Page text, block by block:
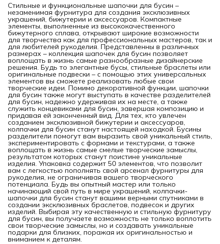
Стильные и функциональные шапочки для бусин –
незаменимая фурнитура для создания эксклюзивных
украшений, бижутерии и аксессуаров. Компактные
элементы, выполненные из высококачественного
бижутерного сплава, открывают широкие возможности
для творчества как для профессиональных мастеров, так и
для любителей рукоделия. Представленны в различных
размерах – коллекция шапочек для бусин позволяет
воплощать в жизнь самые разнообразные дизайнерские
решения. Будь то элегантные бусы, стильные браслеты или
оригинальные подвески – с помощью этих универсальных
элементов вы сможете реализовать любые свои
творческие идеи. Помимо декоративной функции, шапочки
для бусин также могут выступать в качестве разделителей
для бусин, надежно удерживая их на месте, а также
служить концевиками для бусин, завершая композицию и
придавая ей законченный вид. Для тех, кто увлечен
созданием эксклюзивной бижутерии и аксессуаров,
колпачки для бусин станут настоящей находкой. Бусины
разделители помогут вам выразить свой уникальный стиль,
экспериментировать с формами и текстурами, а также
воплощать в жизнь самые смелые творческие замыслы,
результатом которых станут поистине уникальные
изделия. Упаковка содержит 50 элементов, что позволит
вам с легкостью пополнять свой арсенал фурнитуры для
рукоделия, не ограничивая вашего творческого
потенциала. Будь вы опытный мастер или только
начинающий свой путь в мире украшений, колпачки-
шапочки для бусин станут вашими верными спутниками в
создании эксклюзивных браслетов, подвесок и других
изделий. Выбирая эту качественную и стильную фурнитуру
для бусин, вы получаете возможность не только воплотить
свои творческие замыслы, но и создавать уникальные
подарки для близких, поражая их оригинальностью и
вниманием к деталям.